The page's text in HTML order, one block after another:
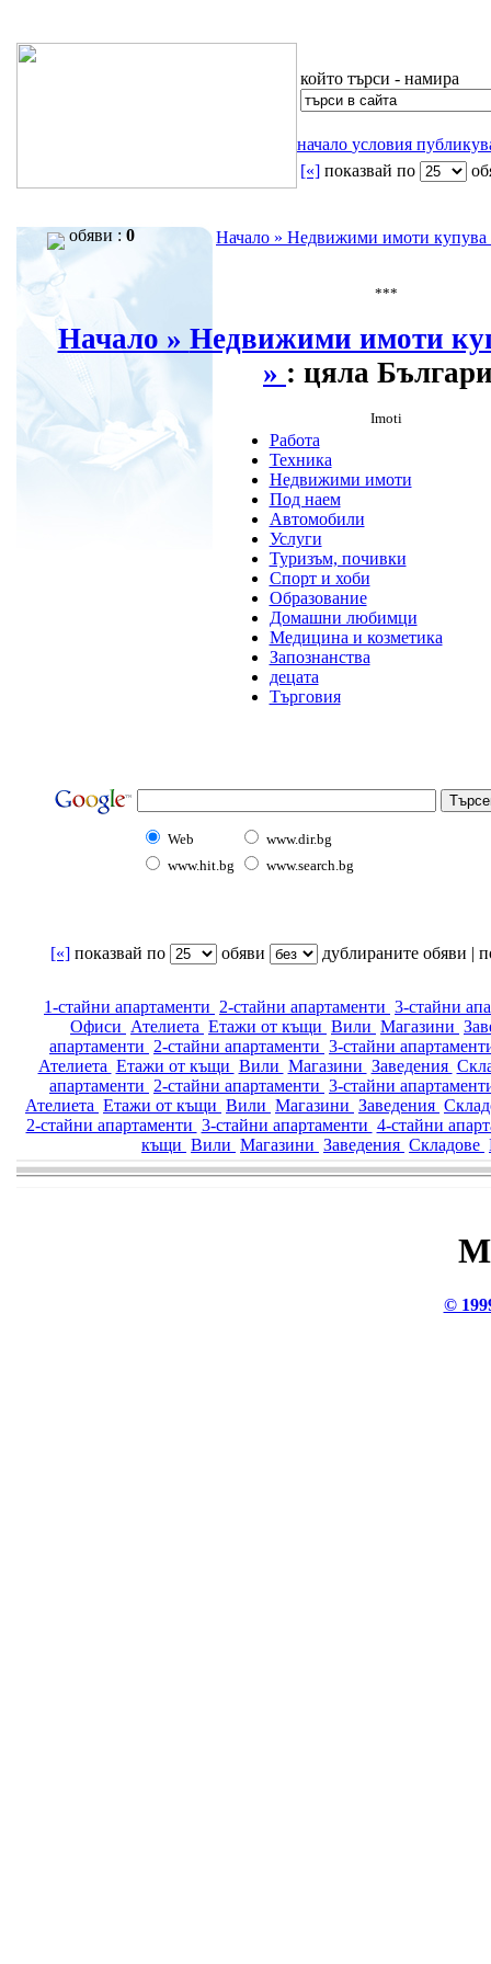
който търси - намира
начало условия
[«] показвай по
обяви :0 Начало » Недвижими имоти купува
***
Начало » Недвижими имоти
» : цяла
Imoti
Работа
Техника
Недвижими имоти
Под наем
Автомобили
Услуги
Туризъм, почивки
Спорт и хоби
Образование
Домашни любимци
Медицина и козметика
Запознанства
децата
Търговия
Web
www.dir.bg
www.hit.bg
www.search.bg
[«] показвай по oбяви дублираните обяви |
1-стайни апартаменти 2-стайни апартаменти 3-стайни
Офиси Ателиета Етажи от къщи Вили Магазини
апартаменти 2-стайни апартаменти 3-стайни
Ателиета Етажи от къщи Вили Магазини Заведения
апартаменти 2-стайни апартаменти 3-стайни
Ателиета Етажи от къщи Вили Магазини Заведения
2-стайни апартаменти 3-стайни апартаменти 4-стайни
къщи Вили Магазини Заведения Складове
©